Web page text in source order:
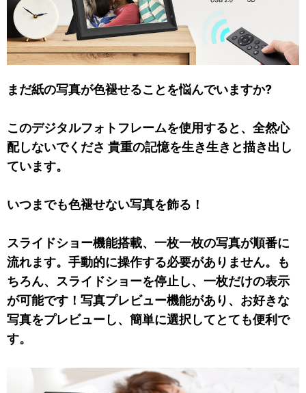
まだ紙の写真が色褪せることを悩んでいますか?
このデジタルフォトフレームを使用すると、全然心
配しないでくださ 貴重の記憶を生き生きと描き出し
ています。
いつまでも色褪せない写真を飾る！
スライドショー機能搭載、一枚一枚の写真が順番に
流れます。手動的に操作する必要がありません。も
ちろん、スライドショーを停止し、一枚だけの表示
が可能です！写真プレビュー機能があり、お好きな
写真をプレビューし、簡単に選択してとても便利で
す。